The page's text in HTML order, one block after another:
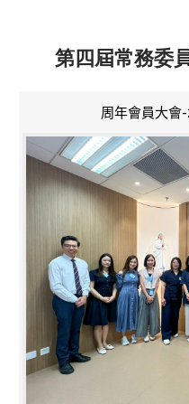
第四屆常務
周年會員大會